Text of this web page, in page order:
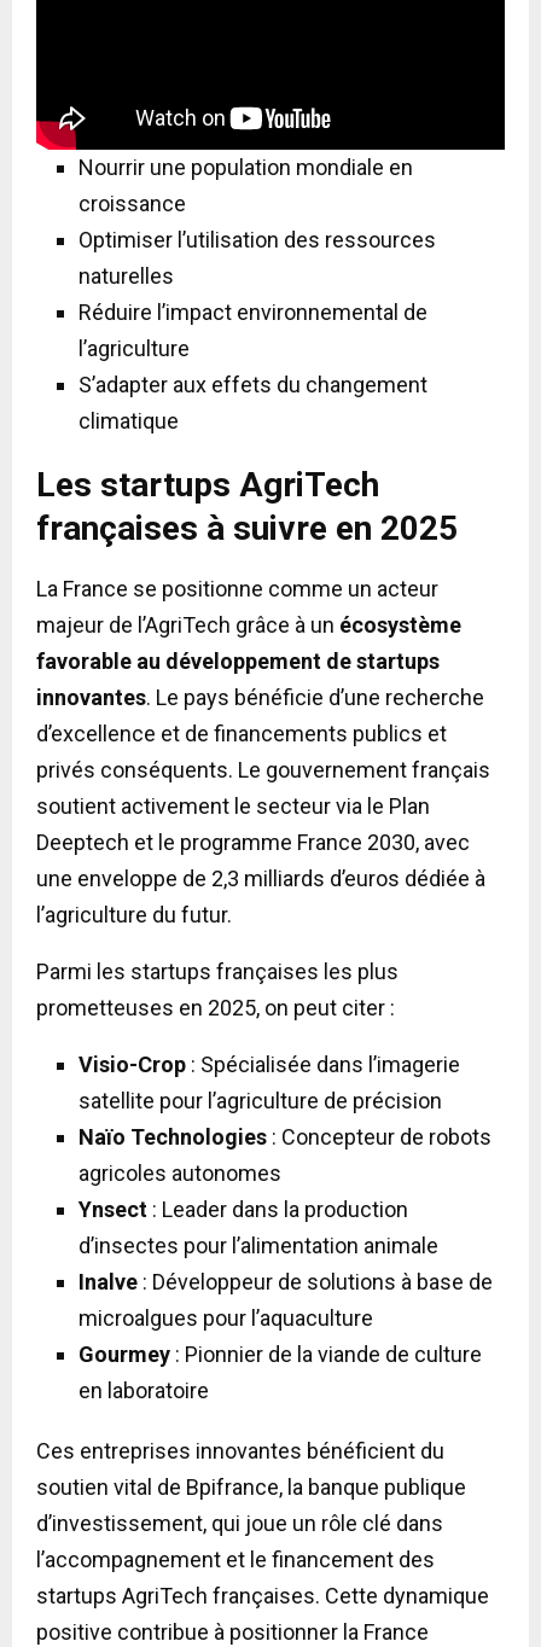
Nourrir une population mondiale en
croissance
Optimiser l’utilisation des ressources
naturelles
Réduire l’impact environnemental de
l’agriculture
S’adapter aux effets du changement
climatique
Les startups AgriTech
françaises à suivre en 2025
La France se positionne comme un acteur
majeur de l’AgriTech grâce à un écosystème
favorable au développement de startups
innovantes. Le pays bénéficie d’une recherche
d’excellence et de financements publics et
privés conséquents. Le gouvernement français
soutient activement le secteur via le Plan
Deeptech et le programme France 2030, avec
une enveloppe de 2,3 milliards d’euros dédiée à
l’agriculture du futur.
Parmi les startups françaises les plus
prometteuses en 2025, on peut citer :
Visio-Crop : Spécialisée dans l’imagerie
satellite pour l’agriculture de précision
Naïo Technologies : Concepteur de robots
agricoles autonomes
Ynsect : Leader dans la production
d’insectes pour l’alimentation animale
Inalve : Développeur de solutions à base de
microalgues pour l’aquaculture
Gourmey : Pionnier de la viande de culture
en laboratoire
Ces entreprises innovantes bénéficient du
soutien vital de Bpifrance, la banque publique
d’investissement, qui joue un rôle clé dans
l’accompagnement et le financement des
startups AgriTech françaises. Cette dynamique
positive contribue à positionner la France